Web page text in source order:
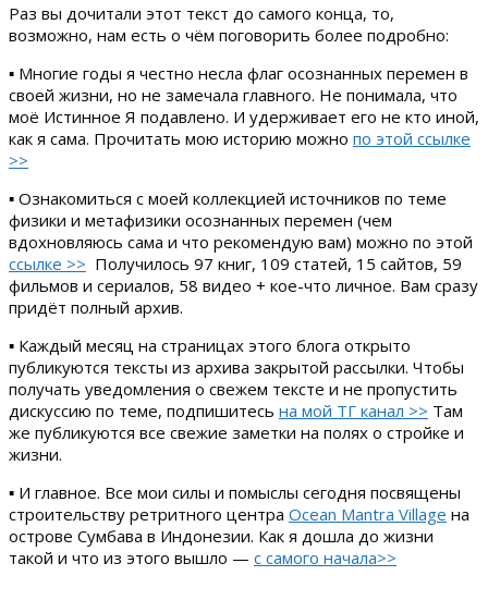
Раз вы дочитали этот текст до самого конца, то,
возможно, нам есть о чём поговорить более подробно:
▪ Многие годы я честно несла флаг осознанных перемен в
своей жизни, но не замечала главного. Не понимала, что
моё Истинное Я подавлено. И удерживает его не кто иной,
как я сама. Прочитать мою историю можно по этой ссылке
>>
▪ Ознакомиться с моей коллекцией источников по теме
физики и метафизики осознанных перемен (чем
вдохновляюсь сама и что рекомендую вам) можно по этой
ссылке >> Получилось 97 книг, 109 статей, 15 сайтов, 59
фильмов и сериалов, 58 видео + кое-что личное. Вам сразу
придёт полный архив.
▪ Каждый месяц на страницах этого блога открыто
публикуются тексты из архива закрытой рассылки. Чтобы
получать уведомления о свежем тексте и не пропустить
дискуссию по теме, подпишитесь на мой ТГ канал >> Там
же публикуются все свежие заметки на полях о стройке и
жизни.
▪ И главное. Все мои силы и помыслы сегодня посвящены
строительству ретритного центра Ocean Mantra Village на
острове Сумбава в Индонезии. Как я дошла до жизни
такой и что из этого вышло — с самого начала>>